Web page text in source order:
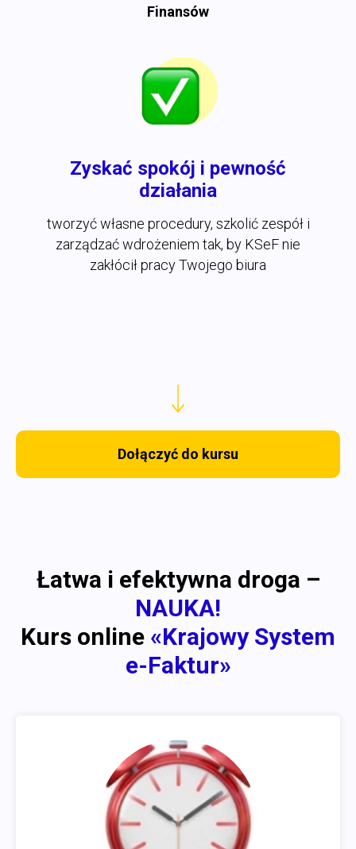
Finansów
Zyskać spokój i pewność
działania
tworzyć własne procedury, szkolić zespół i
zarządzać wdrożeniem tak, by KSeF nie
zakłócił pracy Twojego biura
Dołączyć do kursu
Łatwa i efektywna droga –
NAUKA!
Kurs online «Krajowy System
e-Faktur»